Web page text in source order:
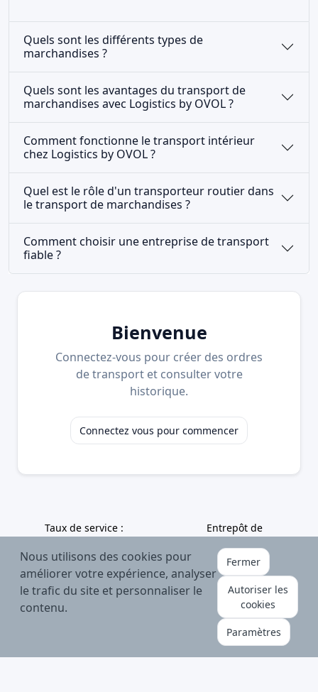
Quels sont les différents types de
marchandises ?
Quels sont les avantages du transport de
marchandises avec Logistics by OVOL ?
Comment fonctionne le transport intérieur
chez Logistics by OVOL ?
Quel est le rôle d'un transporteur routier dans
le transport de marchandises ?
Comment choisir une entreprise de transport
fiable ?
Bienvenue
Connectez-vous pour créer des ordres
de transport et consulter votre
historique.
Connectez vous pour commencer
Taux de service :
98%
Entrepôt de
25 000m²
12 000
Expéditions/jour :
1000
Nous utilisons des cookies pour
améliorer votre expérience, analyser
le trafic du site et personnaliser le
contenu.
Fermer
Autoriser les
cookies
Paramètres